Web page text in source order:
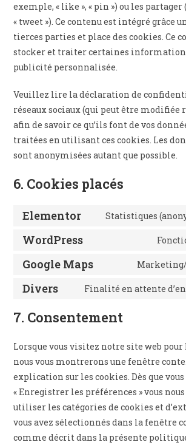
exemple, « like », « pin ») ou les
« tweet »). Ce contenu est intégré grâce
tierces parties et place des cookies. Ce
stocker et traiter certaines
publicité personnalisée.
Veuillez lire la déclaration de
réseaux sociaux (qui peut être
afin de savoir ce qu’ils font de vos
traitées en utilisant ces cookies. Les
sont anonymisées autant que possible.
6. Cookies placés
Elementor Statistiques
WordPress
Google Maps
Divers Finalité en attente
7. Consentement
Lorsque vous visitez notre site web
nous vous montrerons une fenêtre
explication sur les cookies. Dès que
« Enregistrer les préférences » vous
utiliser les catégories de cookies et
vous avez sélectionnés dans la fenêtre
comme décrit dans la présente